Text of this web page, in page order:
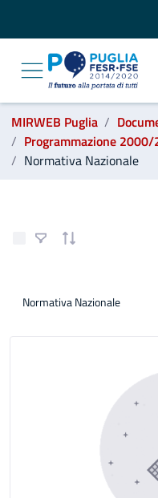
MIRWEB Puglia
Programmazione
Normativa Nazionale
Elemente auswählen
Normativa Nazionale